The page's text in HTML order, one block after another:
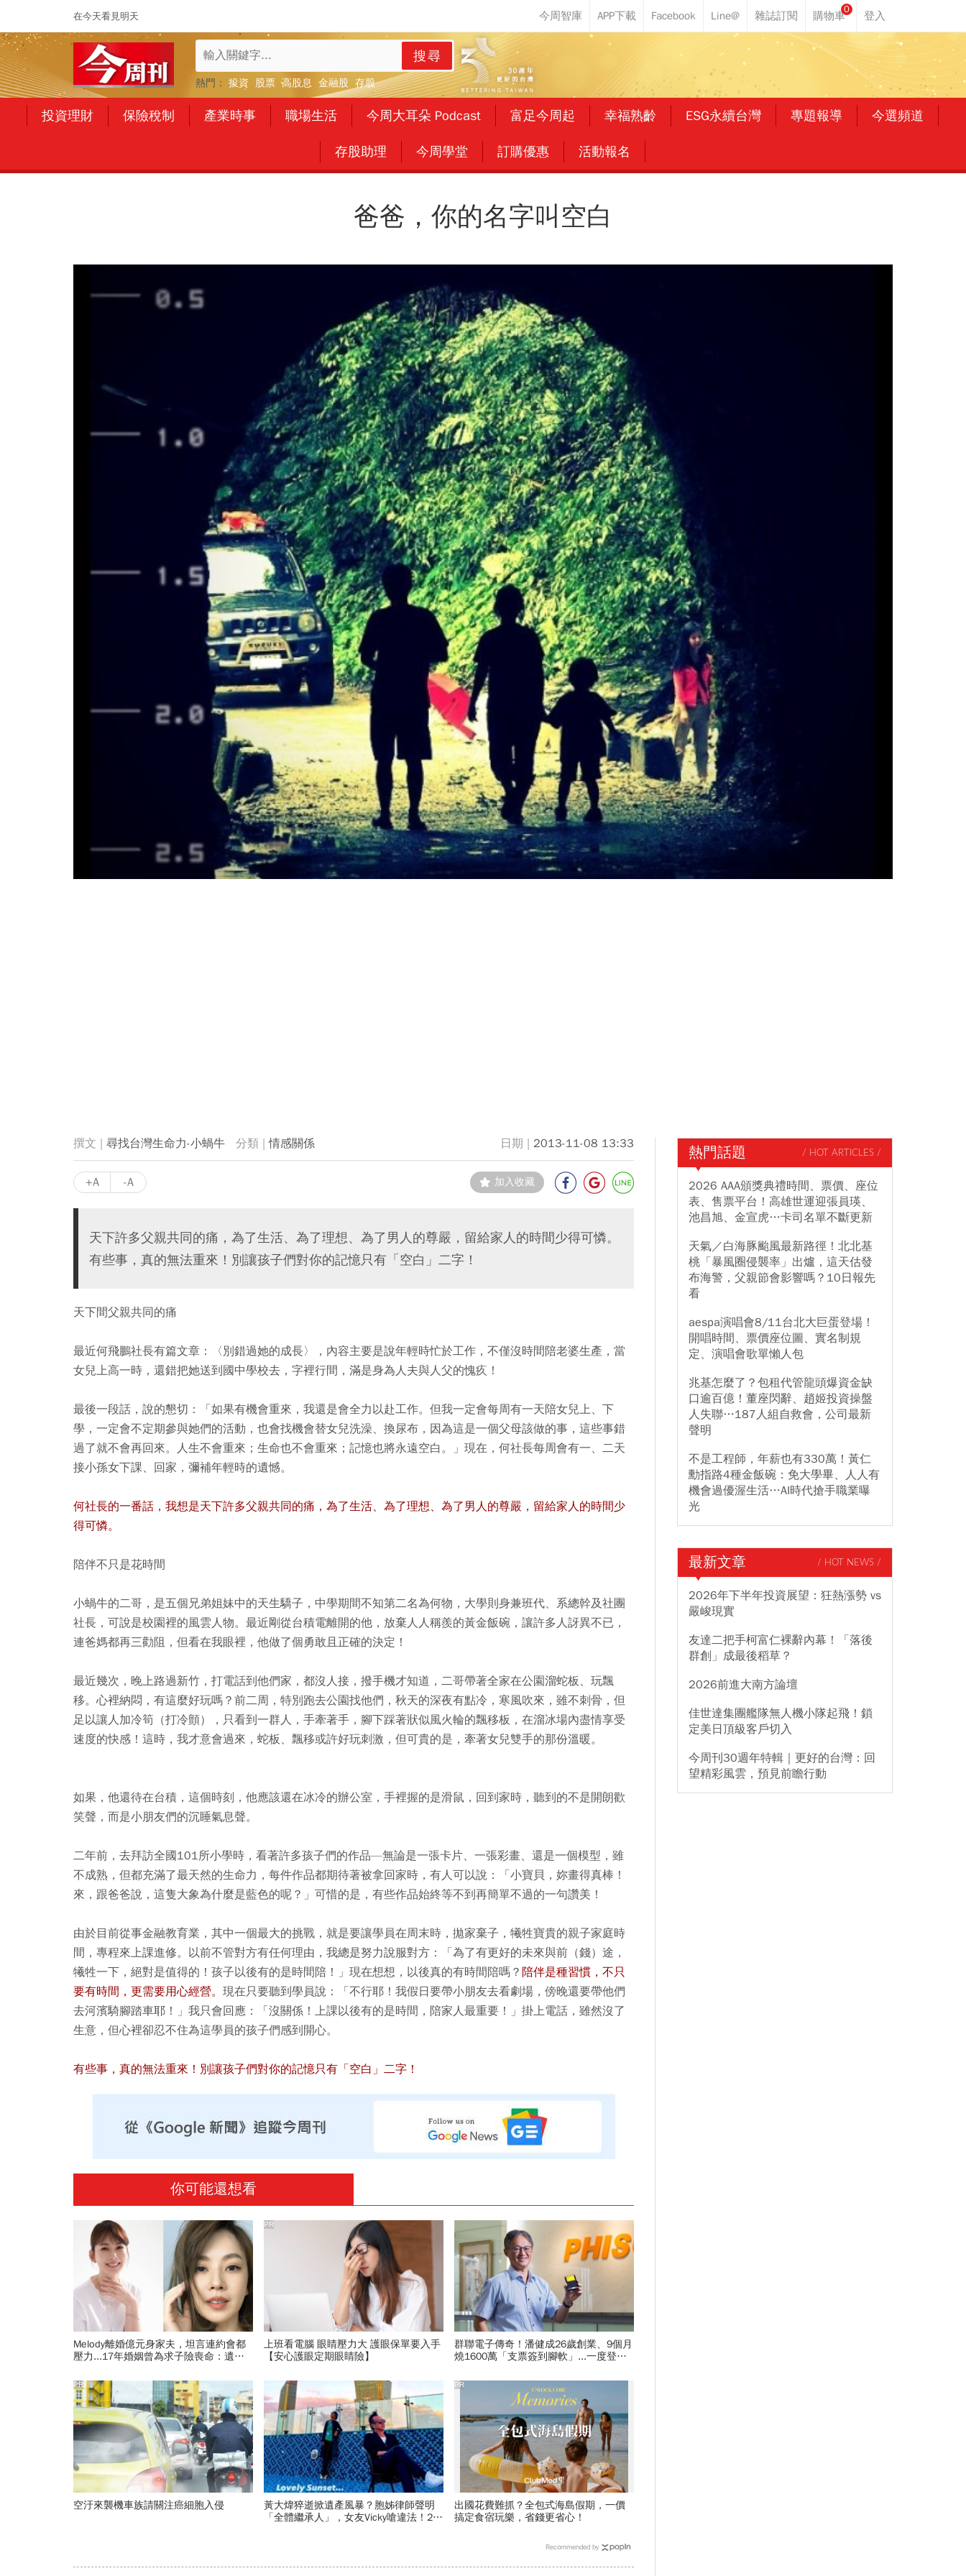
在今天看見明天
0
搜尋
熱門： 投資 股票 高股息 金融股 存股
投資理財 保險稅制 產業時事 職場生活 今周大耳朵 Podcast 富足今周起 幸福熟齡 ESG永續台灣 專題報導 今選頻道
存股助理 今周學堂 訂購優惠 活動報名
爸爸，你的名字叫空白
尋找台灣生命力-小蝸牛 情感關係 2013-11-08 13:33
+A -A 加入收藏
天下許多父親共同的痛，為了生活、為了理想、為了男人的尊嚴，留給家人的時間少得可憐。
有些事，真的無法重來！別讓孩子們對你的記憶只有「空白」二字！
天下間父親共同的痛
最近何飛鵬社長有篇文章：〈別錯過她的成長〉，內容主要是說年輕時忙於工作，不僅沒時間陪老婆生產，當
女兒上高一時，還錯把她送到國中學校去，字裡行間，滿是身為人夫與人父的愧疚！
最後一段話，說的懇切：「如果有機會重來，我還是會全力以赴工作。但我一定會每周有一天陪女兒上、下
學，一定會不定期參與她們的活動，也會找機會替女兒洗澡、換尿布，因為這是一個父母該做的事，這些事錯
過了就不會再回來。人生不會重來；生命也不會重來；記憶也將永遠空白。」現在，何社長每周會有一、二天
接小孫女下課、回家，彌補年輕時的遺憾。
何社長的一番話，我想是天下許多父親共同的痛，為了生活、為了理想、為了男人的尊嚴，留給家人的時間少
得可憐。
陪伴不只是花時間
小蝸牛的二哥，是五個兄弟姐妹中的天生驕子，中學期間不知第二名為何物，大學則身兼班代、系總幹及社團
社長，可說是校園裡的風雲人物。最近剛從台積電離開的他，放棄人人稱羨的黃金飯碗，讓許多人訝異不已，
連爸媽都再三勸阻，但看在我眼裡，他做了個勇敢且正確的決定！
最近幾次，晚上路過新竹，打電話到他們家，都沒人接，撥手機才知道，二哥帶著全家在公園溜蛇板、玩飄
移。心裡納悶，有這麼好玩嗎？前二周，特別跑去公園找他們，秋天的深夜有點冷，寒風吹來，雖不刺骨，但
足以讓人加冷筍（打冷顫），只看到一群人，手牽著手，腳下踩著狀似風火輪的飄移板，在溜冰場內盡情享受
速度的快感！這時，我才意會過來，蛇板、飄移或許好玩刺激，但可貴的是，牽著女兒雙手的那份溫暖。
如果，他還待在台積，這個時刻，他應該還在冰冷的辦公室，手裡握的是滑鼠，回到家時，聽到的不是開朗歡
笑聲，而是小朋友們的沉睡氣息聲。
二年前，去拜訪全國101所小學時，看著許多孩子們的作品—無論是一張卡片、一張彩畫、還是一個模型，雖
不成熟，但都充滿了最天然的生命力，每件作品都期待著被拿回家時，有人可以說：「小寶貝，妳畫得真棒！
來，跟爸爸說，這隻大象為什麼是藍色的呢？」可惜的是，有些作品始終等不到再簡單不過的一句讚美！
由於目前從事金融教育業，其中一個最大的挑戰，就是要讓學員在周末時，拋家棄子，犧牲寶貴的親子家庭時
間，專程來上課進修。以前不管對方有任何理由，我總是努力說服對方：「為了有更好的未來與前（錢）途，
犧牲一下，絕對是值得的！孩子以後有的是時間陪！」現在想想，以後真的有時間陪嗎？ 陪伴是種習慣，不只
要有時間，更需要用心經營。 現在只要聽到學員說：「不行耶！我假日要帶小朋友去看劇場，傍晚還要帶他們
去河濱騎腳踏車耶！」我只會回應：「沒關係！上課以後有的是時間，陪家人最重要！」掛上電話，雖然沒了
生意，但心裡卻忍不住為這學員的孩子們感到開心。
有些事，真的無法重來！別讓孩子們對你的記憶只有「空白」二字！
你可能還想看
Melody離婚億元身家夫，坦言連約會都
壓力...17年婚姻曾為求子險喪命：遺憾
上班看電腦 眼睛壓力大 護眼保單要入手
【安心護眼定期眼睛險】
PR
群聯電子傳奇！潘健成26歲創業、9個月
燒1600萬「支票簽到腳軟」...一度登上
空汙來襲機車族請關注癌細胞入侵
PR
黃大煒猝逝掀遺產風暴？胞姊律師聲明
「全體繼承人」，女友Vicky嗆違法！20
出國花費難抓？全包式海島假期，一價
搞定食宿玩樂，省錢更省心！
PR
Recommended by
熱門話題 / HOT ARTICLES /
2026 AAA頒獎典禮時間、票價、座位
表、售票平台！高雄世運迎張員瑛、
池昌旭、金宣虎…卡司名單不斷更新
天氣／白海豚颱風最新路徑！北北基
桃「暴風圈侵襲率」出爐，這天估發
布海警，父親節會影響嗎？10日報先
看
aespa演唱會8/11台北大巨蛋登場！
開唱時間、票價座位圖、實名制規
定、演唱會歌單懶人包
兆基怎麼了？包租代管龍頭爆資金缺
口逾百億！董座閃辭、趙姬投資操盤
人失聯…187人組自救會，公司最新
聲明
不是工程師，年薪也有330萬！黃仁
勳指路4種金飯碗：免大學畢、人人有
機會過優渥生活…AI時代搶手職業曝
光
最新文章 / HOT NEWS /
2026年下半年投資展望：狂熱漲勢 vs
嚴峻現實
友達二把手柯富仁裸辭內幕！「落後
群創」成最後稻草？
2026前進大南方論壇
佳世達集團艦隊無人機小隊起飛！鎖
定美日頂級客戶切入
今周刊30週年特輯｜更好的台灣：回
望精彩風雲，預見前瞻行動